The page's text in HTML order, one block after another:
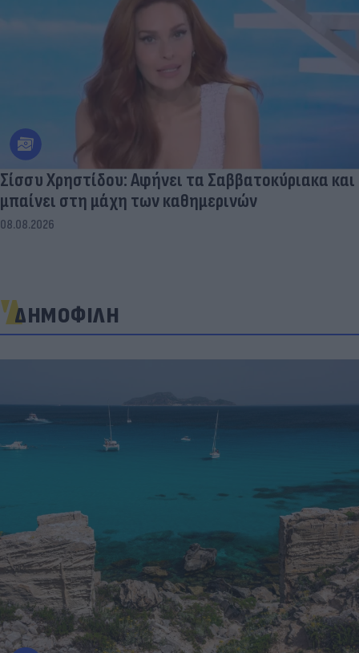
Σίσσυ Χρηστίδου: Αφήνει τα Σαββατοκύριακα και
μπαίνει στη μάχη των καθημερινών
08.08.2026
ΔΗΜΟΦΙΛΗ